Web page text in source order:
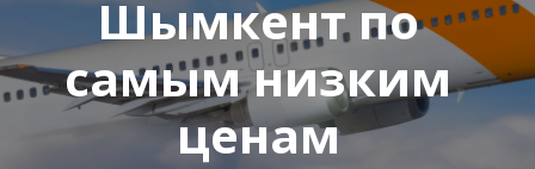
Шымкент по
самым низким
ценам